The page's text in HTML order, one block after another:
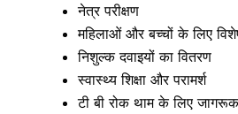
नेत्र परीक्षण
महिलाओं और बच्चों के लिए
निशुल्क दवाइयों का वितरण
स्वास्थ्य शिक्षा और परामर्श
टी बी रोक थाम के लिए